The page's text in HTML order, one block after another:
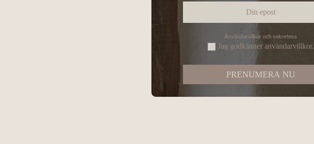
Användarvillkor och sekretess
Jag godkänner användarvillkor.
PRENUMERA NU